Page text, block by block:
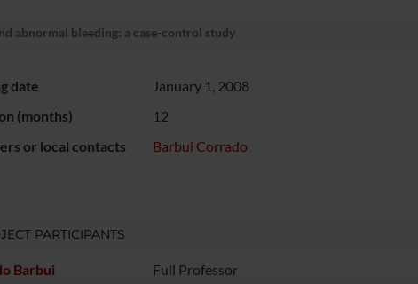
abnormal bleeding: a case-control study
date
January 1, 2008
(months)
12
or local contacts
Barbui Corrado
PARTICIPANTS
Barbui Full Professor